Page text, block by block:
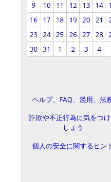
9
10 11 12 13 14
16
17 18 19 20 21
23
24 25 26 27 28
30
31 1 2 3 4
ヘルプ、FAQ、濫用、法
詐欺や不正行為に気をつけ
しょう
個人の安全に関するヒン